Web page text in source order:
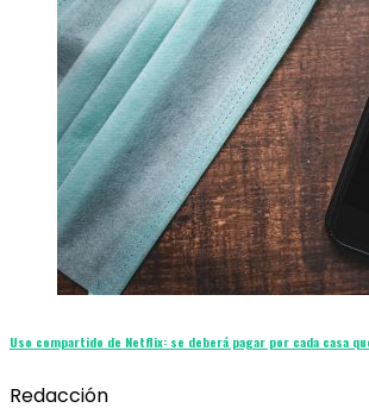
Uso compartido de Netflix: se deberá pagar por cada casa
Redacción